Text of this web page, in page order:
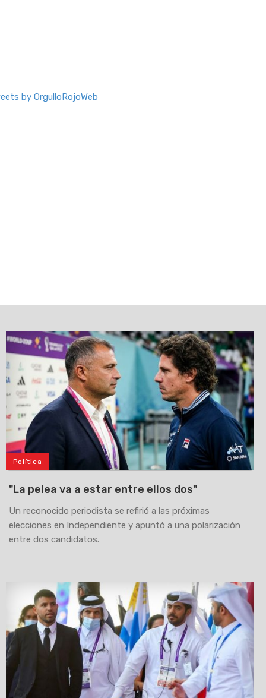
by OrgulloRojoWeb
Política
"La pelea va a estar entre ellos dos"
Un reconocido periodista se refirió a las próximas
elecciones en Independiente y apuntó a una polarización
entre dos candidatos.